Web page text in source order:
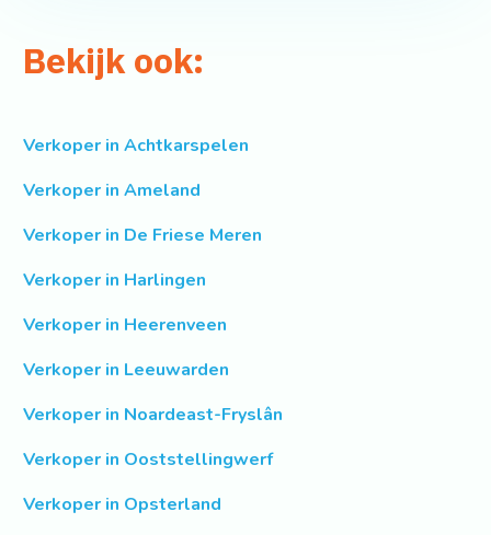
Bekijk ook:
Verkoper in Achtkarspelen
Verkoper in Ameland
Verkoper in De Friese Meren
Verkoper in Harlingen
Verkoper in Heerenveen
Verkoper in Leeuwarden
Verkoper in Noardeast-Fryslân
Verkoper in Ooststellingwerf
Verkoper in Opsterland